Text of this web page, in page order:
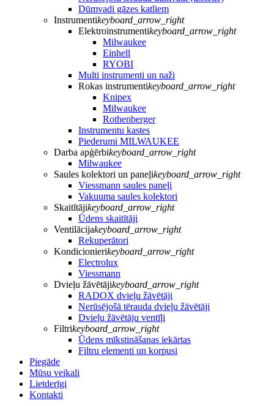
Dūmvadi gāzes katliem
Instrumentikeyboard_arrow_right
Elektroinstrumentikeyboard_arrow_right
Milwaukee
Einhell
RYOBI
Multi instrumenti un naži
Rokas instrumentikeyboard_arrow_right
Knipex
Milwaukee
Rothenberger
Instrumentu kastes
Piederumi MILWAUKEE
Darba apģērbikeyboard_arrow_right
Milwaukee
Saules kolektori un paneļikeyboard_arrow_right
Viessmann saules paneļi
Vakuuma saules kolektori
Skaitītājikeyboard_arrow_right
Ūdens skaitītāji
Ventilācijakeyboard_arrow_right
Rekuperātori
Kondicionierikeyboard_arrow_right
Electrolux
Viessmann
Dvieļu žāvētājikeyboard_arrow_right
RADOX dvieļu žāvētāji
Nerūsējošā tērauda dvieļu žāvētāji
Dvieļu žāvētāju ventīļi
Filtrikeyboard_arrow_right
Ūdens mīkstināšanas iekārtas
Filtru elementi un korpusi
Piegāde
Mūsu veikali
Lietderīgi
Kontakti